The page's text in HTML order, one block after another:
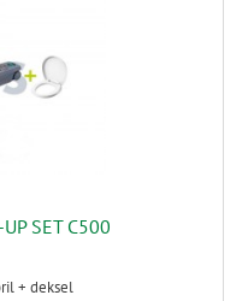
SET C500
+ deksel